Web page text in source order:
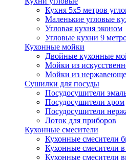
Кухня 5х5 метров
Маленькие угловые
Угловая кухня эконом
Угловые кухни 9
Кухонные мойки
Двойные кухонные
Мойки из
Мойки из
Сушилки для посуды
Посудосушители
Посудосушители хром
Посудосушители
Лоток для приборов
Кухонные смесители
Кухонные смесители
Кухонные смесители
Кухонные смесители